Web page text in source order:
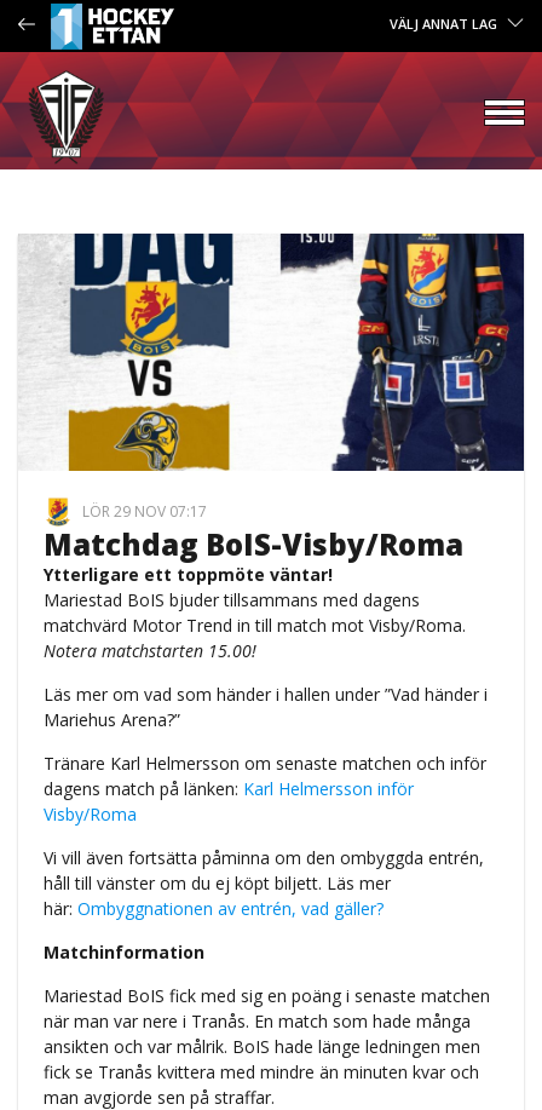
VÄLJ ANNAT LAG
LÖR 29 NOV 07:17
Matchdag BoIS-Visby/Roma
Ytterligare ett toppmöte väntar!
Mariestad BoIS bjuder tillsammans med dagens
matchvärd Motor Trend in till match mot Visby/Roma.
Notera matchstarten 15.00!
Läs mer om vad som händer i hallen under ”Vad händer i
Mariehus Arena?”
Tränare Karl Helmersson om senaste matchen och inför
dagens match på länken: Karl Helmersson inför
Visby/Roma
Vi vill även fortsätta påminna om den ombyggda entrén,
håll till vänster om du ej köpt biljett. Läs mer
här: Ombyggnationen av entrén, vad gäller?
Matchinformation
Mariestad BoIS fick med sig en poäng i senaste matchen
när man var nere i Tranås. En match som hade många
ansikten och var målrik. BoIS hade länge ledningen men
fick se Tranås kvittera med mindre än minuten kvar och
man avgjorde sen på straffar.